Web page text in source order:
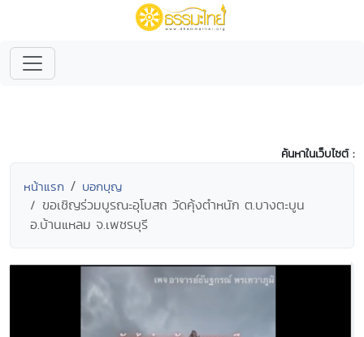
ค้นหาในเว็บไซต์ :
หน้าแรก บอกบุญ
ขอเชิญร่วมบูรณะอุโบสถ วัดคุ้งตำหนัก ต.บางตะบูน
อ.บ้านแหลม จ.เพชรบุรี